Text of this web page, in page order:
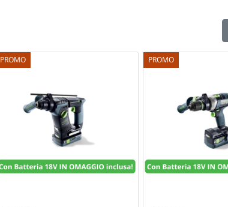
PROMO PROMO